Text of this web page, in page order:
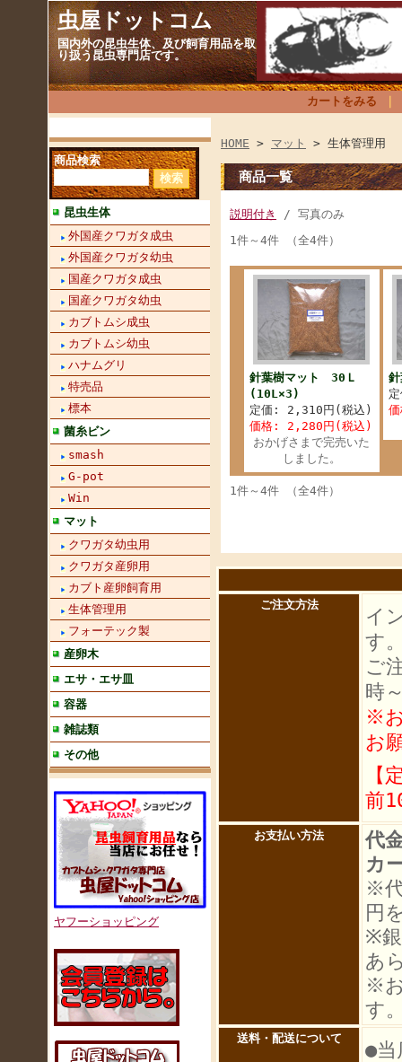
虫屋ドットコム
国内外の昆虫生体、及び飼育用品を取
り扱う昆虫専門店です。
カートをみる
商品検索
昆虫生体
外国産クワガタ成虫
外国産クワガタ幼虫
国産クワガタ成虫
国産クワガタ幼虫
カブトムシ成虫
カブトムシ幼虫
ハナムグリ
特売品
標本
菌糸ビン
smash
G-pot
Win
マット
クワガタ幼虫用
クワガタ産卵用
カブト産卵飼育用
生体管理用
フォーテック製
産卵木
エサ・エサ皿
容器
雑誌類
その他
ヤフーショッピング
HOME > マット > 生体管理用
商品一覧
説明付き
/ 写真のみ
1件～4件 （全4件）
針葉樹マット 30Ｌ
(10L×3)
定価: 2,310円(税込)
価格: 2,280円(税込)
おかげさまで完売いた
しました。
1件～4件 （全4件）
ご注文方法
イ
す
ご
時
※
お
【
前
お支払い方法
代
カ
※
円
※
あ
※
す
送料・配送について
●当